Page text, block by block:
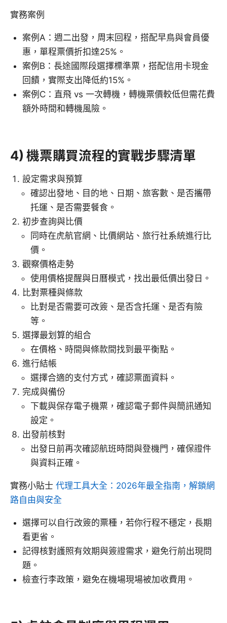
實務案例
案例A：週二出發，周末回程，搭配早鳥與會員優
惠，單程票價折扣達25%。
案例B：長途國際段選擇標準票，搭配信用卡現金
回饋，實際支出降低約15%。
案例C：直飛 vs 一次轉機，轉機票價較低但需花費
額外時間和轉機風險。
4) 機票購買流程的實戰步驟清單
設定需求與預算
確認出發地、目的地、日期、旅客數、是否攜帶
托運、是否需要餐食。
初步查詢與比價
同時在虎航官網、比價網站、旅行社系統進行比
價。
觀察價格走勢
使用價格提醒與日曆模式，找出最低價出發日。
比對票種與條款
比對是否需要可改簽、是否含托運、是否有險
等。
選擇最划算的組合
在價格、時間與條款間找到最平衡點。
進行結帳
選擇合適的支付方式，確認票面資料。
完成與備份
下載與保存電子機票，確認電子郵件與簡訊通知
設定。
出發前核對
出發日前再次確認航班時間與登機門，確保證件
與資料正確。
實務小貼士 代理工具大全：2026年最全指南，解鎖網
路自由與安全
選擇可以自行改簽的票種，若你行程不穩定，長期
看更省。
記得核對護照有效期與簽證需求，避免行前出現問
題。
檢查行李政策，避免在機場現場被加收費用。